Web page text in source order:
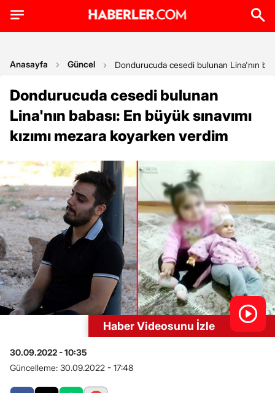
Anasayfa Güncel Dondurucuda cesedi bulunan Lina'nın
Dondurucuda cesedi bulunan
Lina'nın babası: En büyük sınavımı
kızımı mezara koyarken verdim
Haber Videosunu İzle
30.09.2022 - 10:35
Güncelleme: 30.09.2022 - 17:48